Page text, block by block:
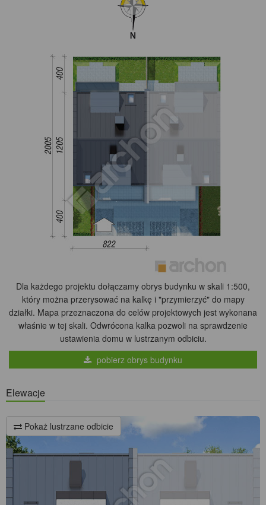
Dla każdego projektu dołączamy obrys budynku w skali 1:500,
który można przerysować na kalkę i "przymierzyć" do mapy
działki. Mapa przeznaczona do celów projektowych jest wykonana
właśnie w tej skali. Odwrócona kalka pozwoli na sprawdzenie
ustawienia domu w lustrzanym odbiciu.
pobierz obrys budynku
Elewacje
Pokaż lustrzane odbicie